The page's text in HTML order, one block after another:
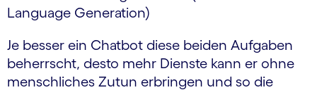
Language Generation)
Je besser ein Chatbot diese beiden Aufgaben
beherrscht, desto mehr Dienste kann er ohne
menschliches Zutun erbringen und so die